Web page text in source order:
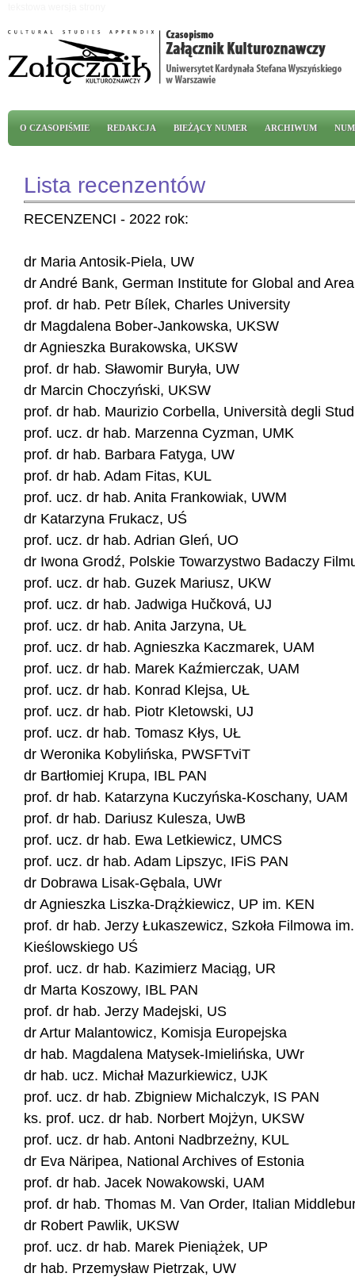
Menu główne
O CZASOPIŚMIE REDAKCJA BIEŻĄCY NUMER ARCHIWUM
Lista recenzentów
RECENZENCI - 2022 rok:
dr Maria Antosik-Piela, UW
dr André Bank, German Institute for Global and
prof. dr hab. Petr Bílek, Charles University
dr Magdalena Bober-Jankowska, UKSW
dr Agnieszka Burakowska, UKSW
prof. dr hab. Sławomir Buryła, UW
dr Marcin Choczyński, UKSW
prof. dr hab. Maurizio Corbella, Università degli
prof. ucz. dr hab. Marzenna Cyzman, UMK
prof. dr hab. Barbara Fatyga, UW
prof. dr hab. Adam Fitas, KUL
prof. ucz. dr hab. Anita Frankowiak, UWM
dr Katarzyna Frukacz, UŚ
prof. ucz. dr hab. Adrian Gleń, UO
dr Iwona Grodź, Polskie Towarzystwo Badaczy
prof. ucz. dr hab. Guzek Mariusz, UKW
prof. ucz. dr hab. Jadwiga Hučková, UJ
prof. ucz. dr hab. Anita Jarzyna, UŁ
prof. ucz. dr hab. Agnieszka Kaczmarek, UAM
prof. ucz. dr hab. Marek Kaźmierczak, UAM
prof. ucz. dr hab. Konrad Klejsa, UŁ
prof. ucz. dr hab. Piotr Kletowski, UJ
prof. ucz. dr hab. Tomasz Kłys, UŁ
dr Weronika Kobylińska, PWSFTviT
dr Bartłomiej Krupa, IBL PAN
prof. dr hab. Katarzyna Kuczyńska-Koschany, UAM
prof. dr hab. Dariusz Kulesza, UwB
prof. ucz. dr hab. Ewa Letkiewicz, UMCS
prof. ucz. dr hab. Adam Lipszyc, IFiS PAN
dr Dobrawa Lisak-Gębala, UWr
dr Agnieszka Liszka-Drążkiewicz, UP im. KEN
prof. dr hab. Jerzy Łukaszewicz, Szkoła Filmowa
Kieślowskiego UŚ
prof. ucz. dr hab. Kazimierz Maciąg, UR
dr Marta Koszowy, IBL PAN
prof. dr hab. Jerzy Madejski, US
dr Artur Malantowicz, Komisja Europejska
dr hab. Magdalena Matysek-Imielińska, UWr
dr hab. ucz. Michał Mazurkiewicz, UJK
prof. ucz. dr hab. Zbigniew Michalczyk, IS PAN
ks. prof. ucz. dr hab. Norbert Mojżyn, UKSW
prof. ucz. dr hab. Antoni Nadbrzeżny, KUL
dr Eva Näripea, National Archives of Estonia
prof. dr hab. Jacek Nowakowski, UAM
prof. dr hab. Thomas M. Van Order, Italian
dr Robert Pawlik, UKSW
prof. ucz. dr hab. Marek Pieniążek, UP
dr hab. Przemysław Pietrzak, UW